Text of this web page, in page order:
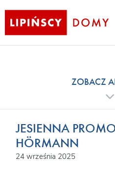
ZOBACZ
JESIENNA
HÖRMANN
24 września 2025